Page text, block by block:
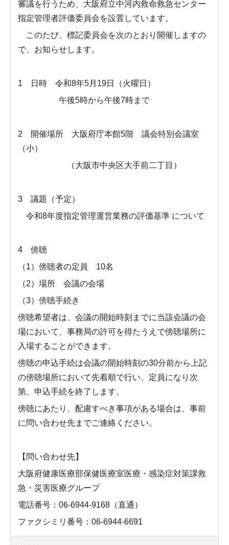
審議を行うため、大阪府立中河内救命救急センター
指定管理者評価委員会を設置しています。
このたび、標記委員会を次のとおり開催しますの
で、お知らせします。
1 日時 令和8年5月19日（火曜日）
午後5時から午後7時まで
2 開催場所 大阪府庁本館5階 議会特別会議室
（小）
（大阪市中央区大手前二丁目）
3 議題（予定）
令和8年度指定管理運営業務の評価基準 について
4 傍聴
（1）傍聴者の定員 10名
（2）場所 会議の会場
（3）傍聴手続き
傍聴希望者は、会議の開始時刻までに当該会議の会
場において、事務局の許可を得たうえで傍聴場所に
入場することができます。
傍聴の申込手続は会議の開始時刻の30分前から上記
の傍聴場所において先着順で行い、定員になり次
第、申込手続を終了します。
傍聴にあたり、配慮すべき事項がある場合は、事前
に問い合わせ先までご連絡ください。
【問い合わせ先】
大阪府健康医療部保健医療室医療・感染症対策課救
急・災害医療グループ
電話番号：06-6944-9168（直通）
ファクシミリ番号：06-6944-6691